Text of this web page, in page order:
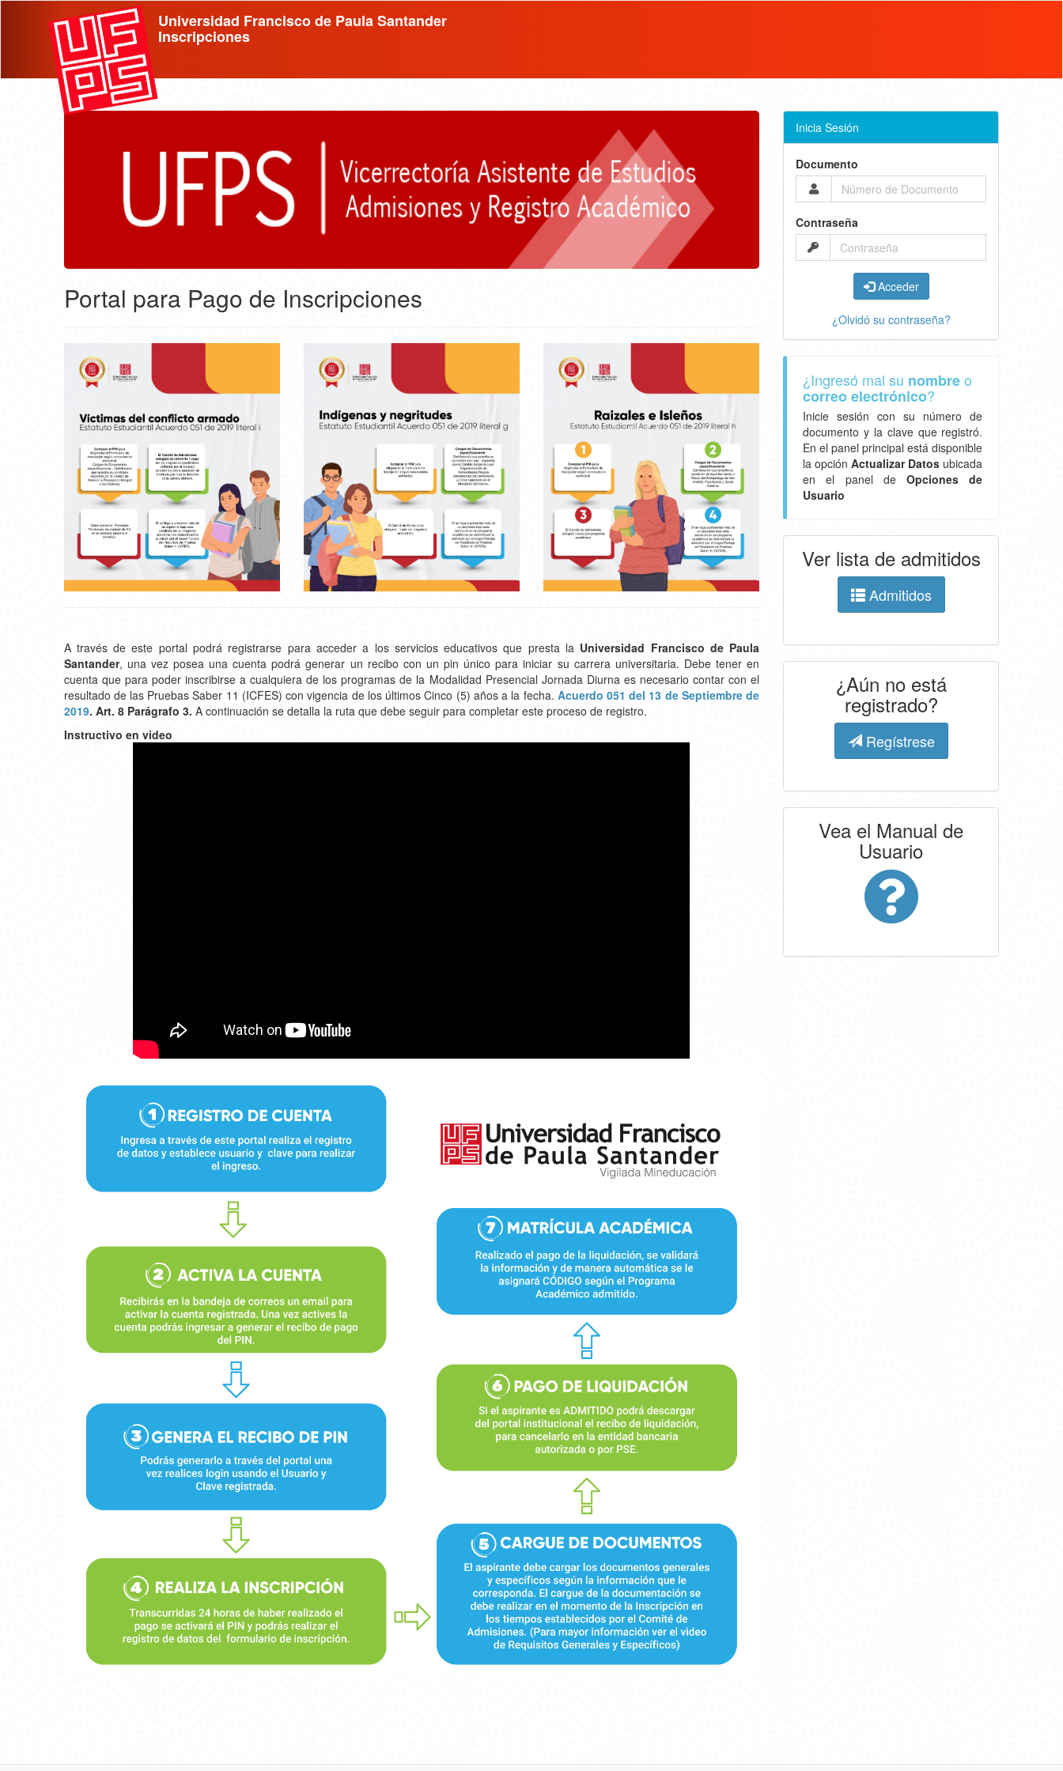
Universidad Francisco de Paula Santander
Inscripciones
Portal para Pago de Inscripciones
A través de este portal podrá registrarse para acceder a los servicios educativos que presta la Universidad Francisco de Paula
Santander, una vez posea una cuenta podrá generar un recibo con un pin único para iniciar su carrera universitaria. Debe tener en
cuenta que para poder inscribirse a cualquiera de los programas de la Modalidad Presencial Jornada Diurna es necesario contar con el
resultado de las Pruebas Saber 11 (ICFES) con vigencia de los últimos Cinco (5) años a la fecha. Acuerdo 051 del 13 de Septiembre de
2019. Art. 8 Parágrafo 3. A continuación se detalla la ruta que debe seguir para completar este proceso de registro.
Instructivo en video
Inicia Sesión
Documento
Contraseña
Acceder
¿Olvidó su contraseña?
¿Ingresó mal su nombreo
correo electrónico?
Inicie sesión con su número de
documento y la clave que registró.
En el panel principal está disponible
la opciónActualizar Datos ubicada
en el panel deOpciones de
Usuario
Ver lista de admitidos
Admitidos
¿Aún no está
registrado?
Regístrese
Vea el Manual de
Usuario